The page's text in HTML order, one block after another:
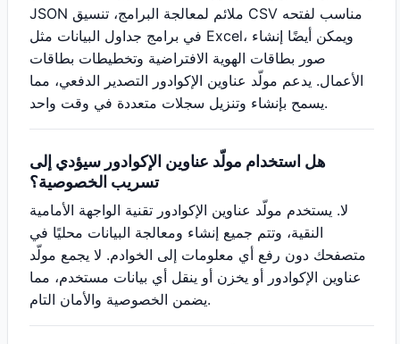
JSON ملائم لمعالجة البرامج، تنسيق CSV مناسب لفتحه
في برامج جداول البيانات مثل Excel، ويمكن أيضًا إنشاء
صور بطاقات الهوية الافتراضية وتخطيطات بطاقات
الأعمال. يدعم مولّد عناوين الإكوادور التصدير الدفعي، مما
يسمح بإنشاء وتنزيل سجلات متعددة في وقت واحد.
هل استخدام مولّد عناوين الإكوادور سيؤدي إلى
تسريب الخصوصية؟
لا. يستخدم مولّد عناوين الإكوادور تقنية الواجهة الأمامية
النقية، وتتم جميع إنشاء ومعالجة البيانات محليًا في
متصفحك دون رفع أي معلومات إلى الخوادم. لا يجمع مولّد
عناوين الإكوادور أو يخزن أو ينقل أي بيانات مستخدم، مما
يضمن الخصوصية والأمان التام.